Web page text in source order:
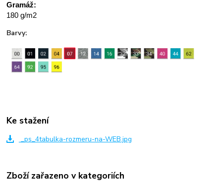
Gramáž:
180 g/m2
Barvy:
Ke stažení
_ps_4tabulka-rozmeru-na-WEB.jpg
Zboží zařazeno v kategoriích